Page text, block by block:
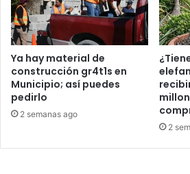
Ya hay material de
construcción gr4t1s en
Municipio; así puedes
pedirlo
2 semanas ago
2